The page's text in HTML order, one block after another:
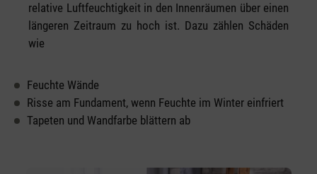
relative Luftfeuchtigkeit in den Innenräumen über einen
längeren Zeitraum zu hoch ist. Dazu zählen Schäden
wie
Feuchte Wände
Risse am Fundament, wenn Feuchte im Winter einfriert
Tapeten und Wandfarbe blättern ab